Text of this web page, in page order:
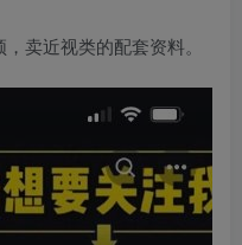
卖近视类的配套资料。